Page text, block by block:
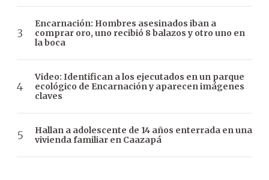
Encarnación: Hombres asesinados iban a
comprar oro, uno recibió 8 balazos y otro uno en
la boca
Video: Identifican a los ejecutados en un parque
ecológico de Encarnación y aparecen imágenes
claves
Hallan a adolescente de 14 años enterrada en una
vivienda familiar en Caazapá